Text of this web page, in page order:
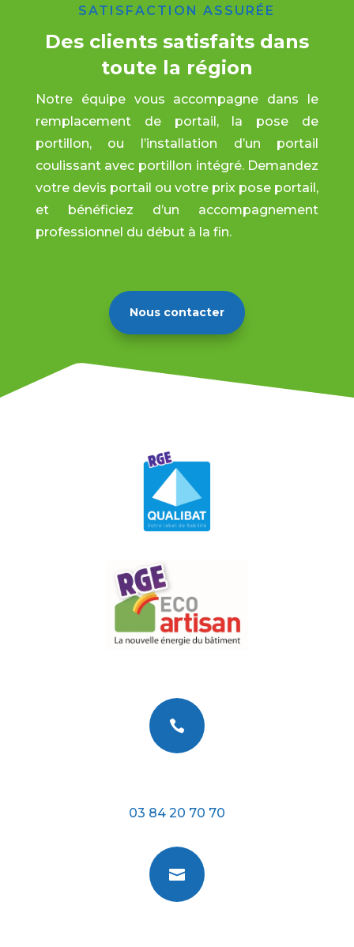
SATISFACTION ASSURÉE
Des clients satisfaits dans
toute la région
Notre équipe vous accompagne dans le
remplacement de portail, la pose de
portillon, ou l’installation d’un portail
coulissant avec portillon intégré. Demandez
votre devis portail ou votre prix pose portail,
et bénéficiez d’un accompagnement
professionnel du début à la fin.
Nous contacter

03 84 20 70 70
